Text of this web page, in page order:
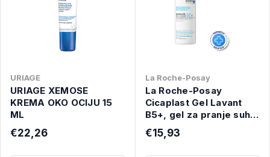
URIAGE
URIAGE XEMOSE
KREMA OKO OCIJU 15
ML
€22,26
La Roche-Posay
La Roche-Posay
Cicaplast Gel Lavant
B5+, gel za pranje suhe
i osjetljive kože, 200 ml
€15,93